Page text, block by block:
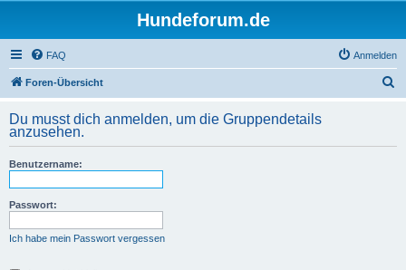
Hundeforum.de
FAQ Anmelden
Foren-Übersicht
h
Du musst dich anmelden, um die Gruppendetails
anzusehen.
Benutzername:
Passwort:
Ich habe mein Passwort vergessen